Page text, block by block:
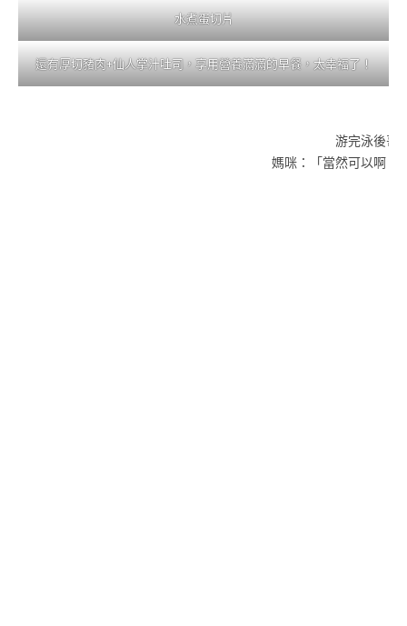
水煮蛋切片
還有厚切豬肉+仙人掌汁吐司，享用營養滿滿的早餐，太幸福了！
游完泳後哥
媽咪：「當然可以啊！